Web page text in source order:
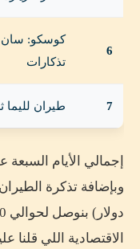
6
كوسكو: سان
تذكارات
7 طيران لليما
الاقتصادية اللي قلنا